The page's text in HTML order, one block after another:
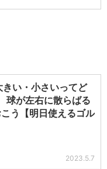
きい・小さいってど
が左右に散らばる
う【明日使えるゴル
2023.5.7